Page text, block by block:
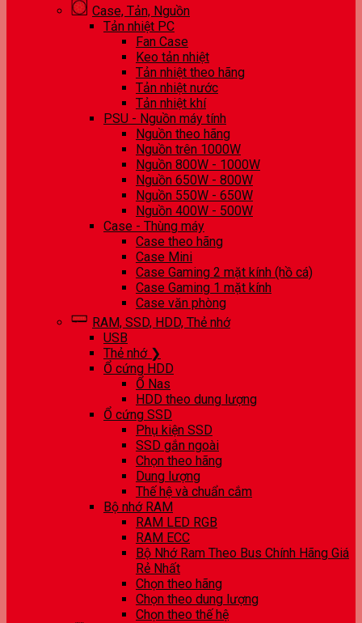
Case, Tản, Nguồn
Tản nhiệt PC
Fan Case
Keo tản nhiệt
Tản nhiệt theo hãng
Tản nhiệt nước
Tản nhiệt khí
PSU - Nguồn máy tính
Nguồn theo hãng
Nguồn trên 1000W
Nguồn 800W - 1000W
Nguồn 650W - 800W
Nguồn 550W - 650W
Nguồn 400W - 500W
Case - Thùng máy
Case theo hãng
Case Mini
Case Gaming 2 mặt kính (hồ cá)
Case Gaming 1 mặt kính
Case văn phòng
RAM, SSD, HDD, Thẻ nhớ
USB
Thẻ nhớ ❯
Ổ cứng HDD
Ổ Nas
HDD theo dung lượng
Ổ cứng SSD
Phụ kiện SSD
SSD gắn ngoài
Chọn theo hãng
Dung lượng
Thế hệ và chuẩn cắm
Bộ nhớ RAM
RAM LED RGB
RAM ECC
Bộ Nhớ Ram Theo Bus Chính Hãng Giá
Rẻ Nhất
Chọn theo hãng
Chọn theo dung lượng
Chọn theo thế hệ